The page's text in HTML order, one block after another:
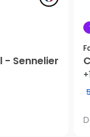
- Sennelier